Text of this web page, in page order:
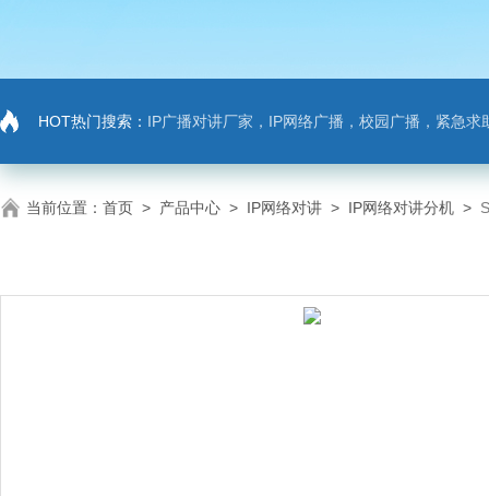
HOT热门搜索： IP广播对讲厂家，IP网络广播，校园广播，紧急求助，IP广播对讲系
当前位置： 首页 > 产品中心 > IP网络对讲 > IP网络对讲分机 >